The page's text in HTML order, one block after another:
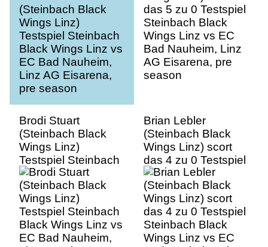
Linz AG Eisarena,
pre season
AG Eisarena, pre
season
Brodi Stuart
(Steinbach Black
Wings Linz)
Testspiel Steinbach
Black Wings Linz vs
EC Bad Nauheim,
Linz AG Eisarena,
pre season
Brian Lebler
(Steinbach Black
Wings Linz) scort
das 4 zu 0 Testspiel
Steinbach Black
Wings Linz vs EC
Bad Nauheim, Linz
AG Eisarena, pre
season